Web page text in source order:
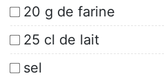
20 g de farine
25 cl de lait
sel